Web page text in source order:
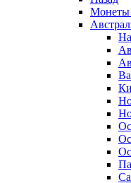
Монеты